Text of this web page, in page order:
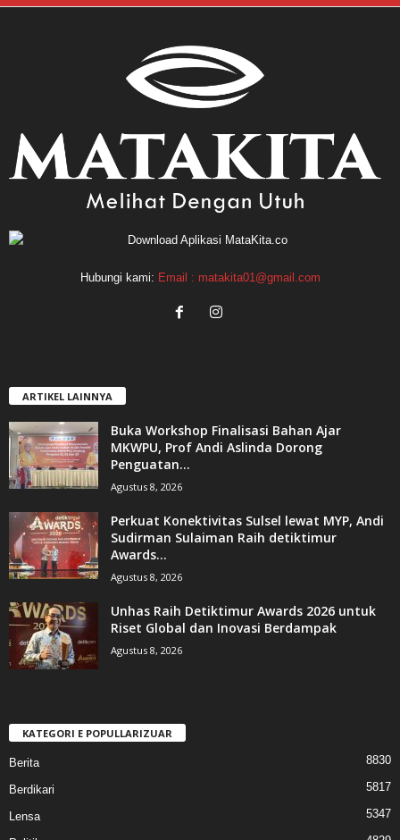
Hubungi kami: Email : matakita01@gmail.com
ARTIKEL LAINNYA
Buka Workshop Finalisasi Bahan Ajar
MKWPU, Prof Andi Aslinda Dorong
Penguatan...
Agustus 8, 2026
Perkuat Konektivitas Sulsel lewat MYP, Andi
Sudirman Sulaiman Raih detiktimur
Awards...
Agustus 8, 2026
Unhas Raih Detiktimur Awards 2026 untuk
Riset Global dan Inovasi Berdampak
Agustus 8, 2026
KATEGORI E POPULLARIZUAR
Berita 8830
Berdikari 5817
Lensa 5347